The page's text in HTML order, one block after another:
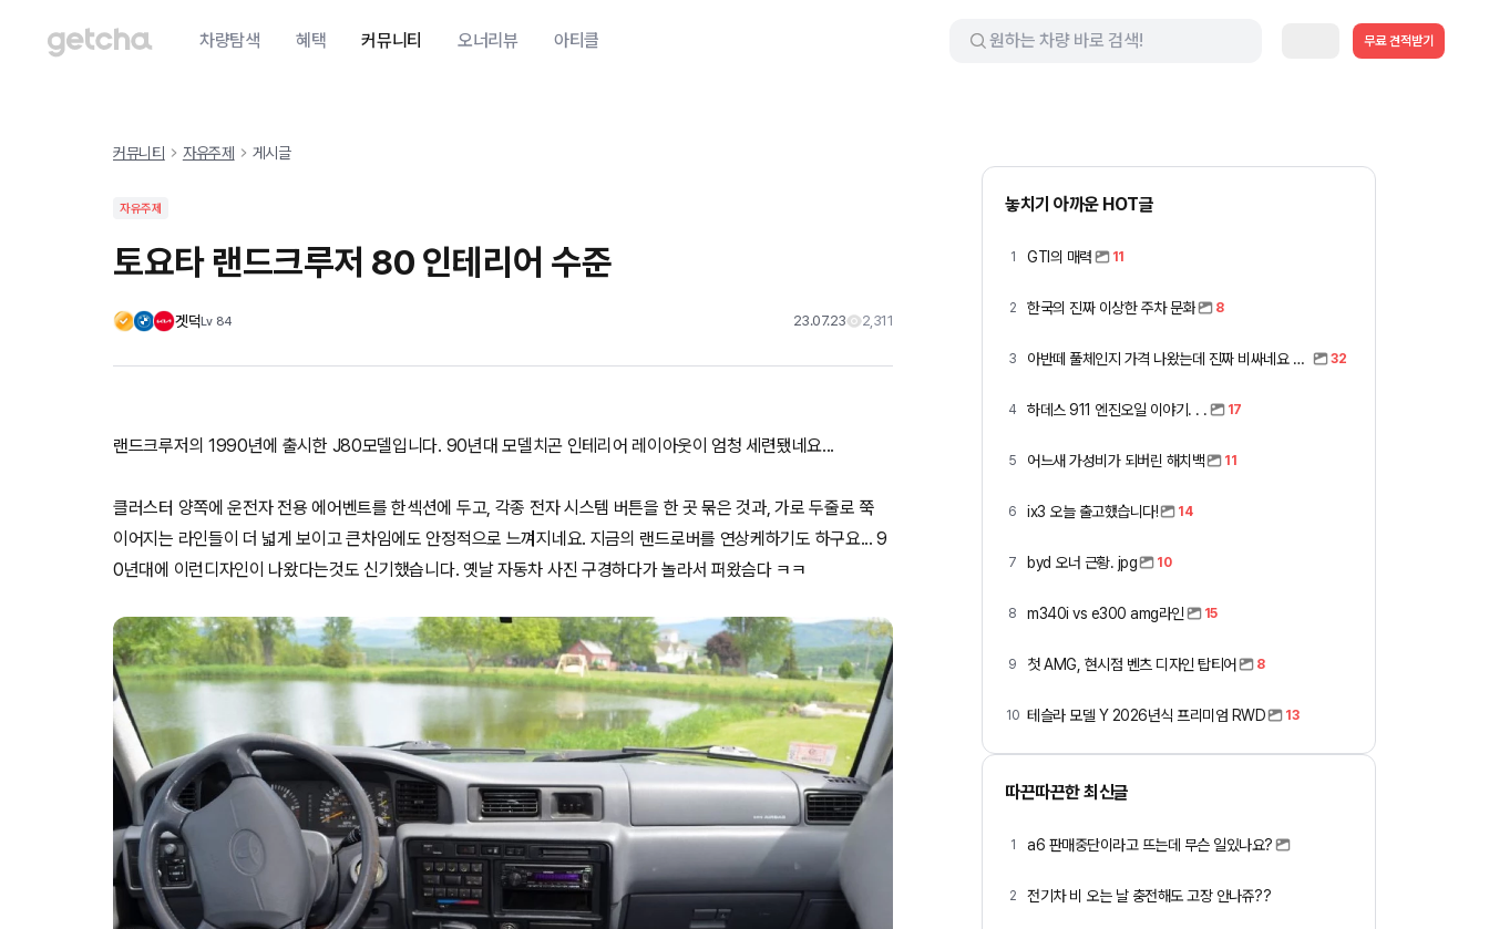
차량탐색 혜택 커뮤니티 오너리뷰 아티클 무료 견적받기
커뮤니티 자유주제 게시글
자유주제
토요타 랜드크루저 80 인테리어 수준
겟덕Lv 84 23.07.23 2,311
랜드크루저의 1990년에 출시한 J80모델입니다. 90년대 모델치곤 인테리어 레이아웃이 엄청 세련됐네요...
클러스터 양쪽에 운전자 전용 에어벤트를 한섹션에 두고, 각종 전자 시스템 버튼을 한 곳 묶은 것과, 가로 두줄로 쭉
이어지는 라인들이 더 넓게 보이고 큰차임에도 안정적으로 느껴지네요. 지금의 랜드로버를 연상케하기도 하구요... 9
0년대에 이런디자인이 나왔다는것도 신기했습니다. 옛날 자동차 사진 구경하다가 놀라서 퍼왔슴다 ㅋㅋ
놓치기 아까운 HOT글
1 GTI의 매력 11
2 한국의 진짜 이상한 주차 문화 8
3 아반떼 풀체인지 가격 나왔는데 진짜 비싸네요 ㅎㅎ 32
4 하데스 911 엔진오일 이야기. . . 17
5 어느새 가성비가 되버린 해치백 11
6 ix3 오늘 출고했습니다! 14
7 byd 오너 근황. jpg 10
8 m340i vs e300 amg라인 15
9 첫 AMG, 현시점 벤츠 디자인 탑티어 8
10 테슬라 모델 Y 2026년식 프리미엄 RWD 13
따끈따끈한 최신글
1 a6 판매중단이라고 뜨는데 무슨 일있나요?
2 전기차 비 오는 날 충전해도 고장 안나쥬??